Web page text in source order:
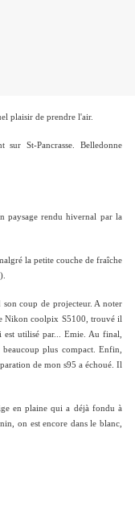
plaisir de prendre l'air.
St-Pancrasse. Belledonne
paysage rendu hivernal par la
la petite couche de fraîche
coup de projecteur. A noter
Nikon coolpix S5100, trouvé il
utilisé par... Emie. Au final,
plus compact. Enfin,
de mon s95 a échoué. Il
en plaine qui a déjà fondu à
on est encore dans le blanc,